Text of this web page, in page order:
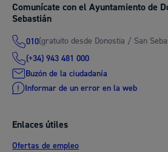
Comunícate con el Ayuntamiento de
Sebastián
010(gratuito desde Donostia / San
(+34) 943 481 000
Buzón de la ciudadanía
Informar de un error en la web
Enlaces útiles
Ofertas de empleo